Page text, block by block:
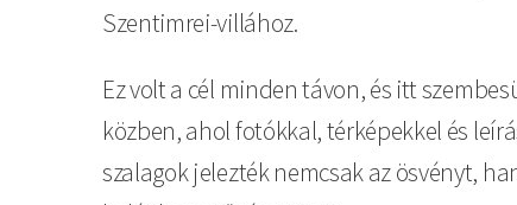
Szentimrei-villához.
Ez volt a cél minden távon, és itt
közben, ahol fotókkal, térképekkel és
szalagok jelezték nemcsak az ösvényt,